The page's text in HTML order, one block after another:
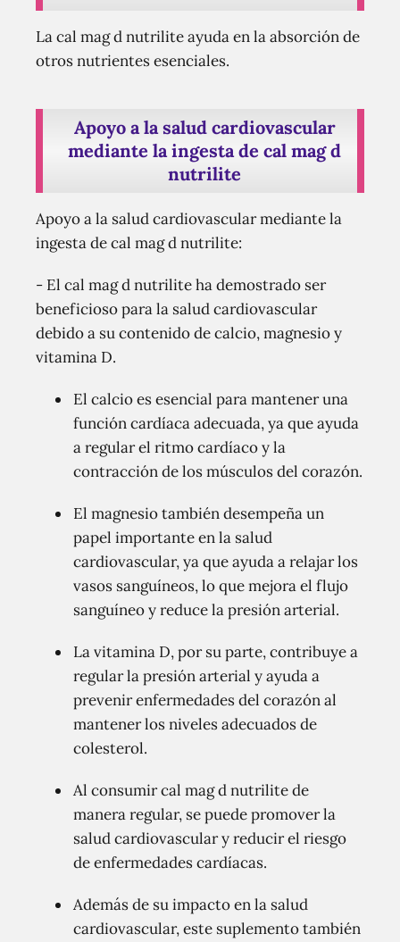
La cal mag d nutrilite ayuda en la absorción de
otros nutrientes esenciales.
Apoyo a la salud cardiovascular
mediante la ingesta de cal mag d
nutrilite
Apoyo a la salud cardiovascular mediante la
ingesta de cal mag d nutrilite:
- El cal mag d nutrilite ha demostrado ser
beneficioso para la salud cardiovascular
debido a su contenido de calcio, magnesio y
vitamina D.
El calcio es esencial para mantener una
función cardíaca adecuada, ya que ayuda
a regular el ritmo cardíaco y la
contracción de los músculos del corazón.
El magnesio también desempeña un
papel importante en la salud
cardiovascular, ya que ayuda a relajar los
vasos sanguíneos, lo que mejora el flujo
sanguíneo y reduce la presión arterial.
La vitamina D, por su parte, contribuye a
regular la presión arterial y ayuda a
prevenir enfermedades del corazón al
mantener los niveles adecuados de
colesterol.
Al consumir cal mag d nutrilite de
manera regular, se puede promover la
salud cardiovascular y reducir el riesgo
de enfermedades cardíacas.
Además de su impacto en la salud
cardiovascular, este suplemento también